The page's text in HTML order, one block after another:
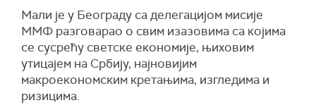
Мали је у Београду са делегацијом мисије
ММФ разговарао о свим изазовима са којима
се сусрећу светске економије, њиховим
утицајем на Србију, најновијим
макроекономским кретањима, изгледима и
ризицима.